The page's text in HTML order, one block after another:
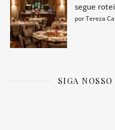
segue
por Tereza
SIGA